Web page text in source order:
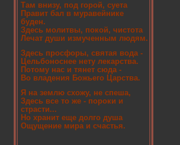
Там внизу, под горой, суета
Правит бал в муравейнике
буден.
Здесь молитвы, покой, чистота
Лечат души измученным людям.
Здесь просфоры, святая вода -
Цельбоноснее нету лекарства.
Потому нас и тянет сюда -
Во владения Божьего Царства.
Я на землю схожу, не спеша,
Здесь все то же - пороки и
страсти...
Но хранит еще долго душа
Ощущение мира и счастья.